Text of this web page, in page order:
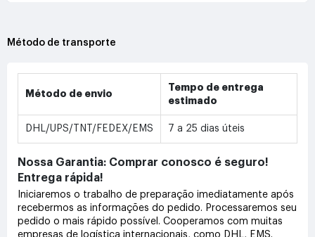
Método de transporte
Método de envio
Tempo de entrega
estimado
DHL/UPS/TNT/FEDEX/EMS 7 a 25 dias úteis
Nossa Garantia: Comprar conosco é seguro!
Entrega rápida!
Iniciaremos o trabalho de preparação imediatamente após
recebermos as informações do pedido. Processaremos seu
pedido o mais rápido possível. Cooperamos com muitas
empresas de logística internacionais, como DHL, EMS.